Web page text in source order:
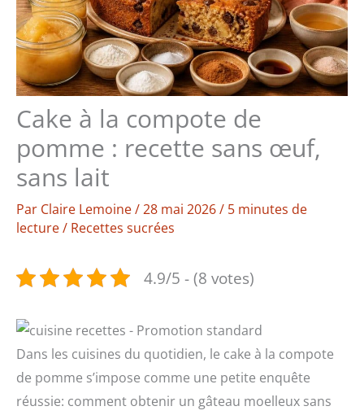
Cake à la compote de
pomme : recette sans œuf,
sans lait
Par Claire Lemoine/28 mai 2026/ 5 minutes de
lecture/ Recettes sucrées
4.9/5 - (8 votes)
Dans les cuisines du quotidien, le cake à la compote
de pomme s’impose comme une petite enquête
réussie: comment obtenir un gâteau moelleux sans